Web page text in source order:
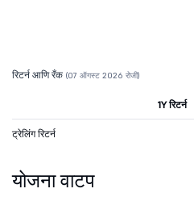
रिटर्न आणि रँक (07 ऑगस्ट 2026 रोजी)
1Y रिटर्न
ट्रेलिंग रिटर्न
योजना वाटप